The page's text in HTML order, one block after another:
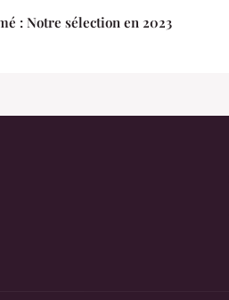
: Notre sélection en 2023